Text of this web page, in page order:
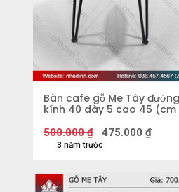
Bàn cafe gỗ Me Tây đường
kính 40 dày 5 cao 45 (cm
3 năm trước
500.000₫ 475.000 ₫